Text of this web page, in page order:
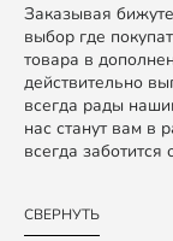
Заказывая
выбор где
товара в
действительно
всегда рады
нас станут вам в
всегда заботится
СВЕРНУТЬ